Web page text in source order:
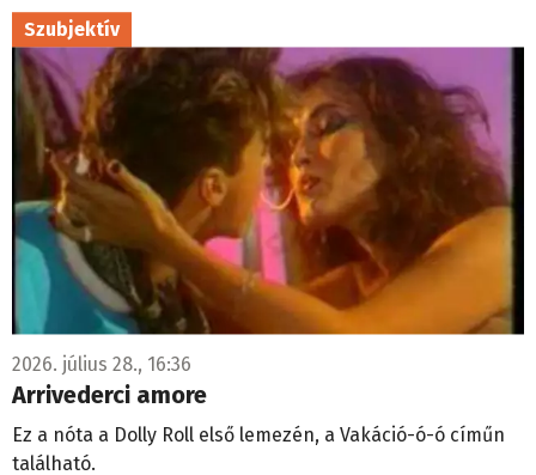
Szubjektív
2026. július 28., 16:36
Arrivederci amore
Ez a nóta a Dolly Roll első lemezén, a Vakáció-ó-ó címűn
található.